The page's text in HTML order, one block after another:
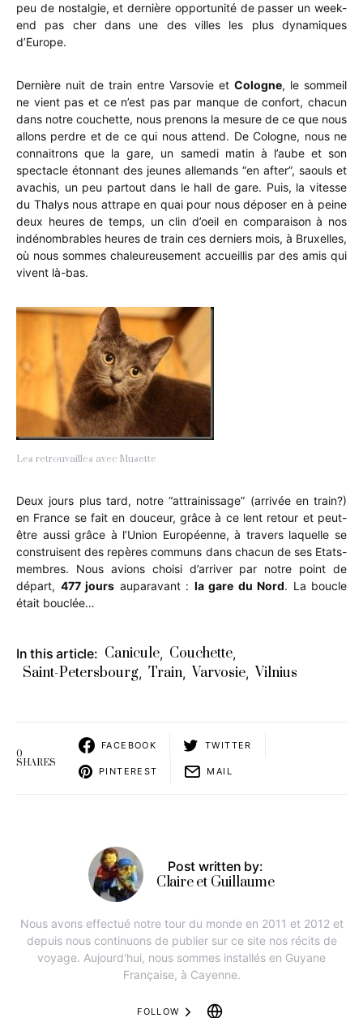
peu de nostalgie, et dernière opportunité de passer un week-
end pas cher dans une des villes les plus dynamiques
d’Europe.
Dernière nuit de train entre Varsovie et Cologne, le sommeil
ne vient pas et ce n’est pas par manque de confort, chacun
dans notre couchette, nous prenons la mesure de ce que nous
allons perdre et de ce qui nous attend. De Cologne, nous ne
connaitrons que la gare, un samedi matin à l’aube et son
spectacle étonnant des jeunes allemands “en after”, saouls et
avachis, un peu partout dans le hall de gare. Puis, la vitesse
du Thalys nous attrape en quai pour nous déposer en à peine
deux heures de temps, un clin d’oeil en comparaison à nos
indénombrables heures de train ces derniers mois, à Bruxelles,
où nous sommes chaleureusement accueillis par des amis qui
vivent là-bas.
Les retrouvailles avec Musette
Deux jours plus tard, notre “attrainissage” (arrivée en train?)
en France se fait en douceur, grâce à ce lent retour et peut-
être aussi grâce à l’Union Européenne, à travers laquelle se
construisent des repères communs dans chacun de ses Etats-
membres. Nous avions choisi d’arriver par notre point de
départ, 477 jours auparavant : la gare du Nord. La boucle
était bouclée…
In this article: Canicule, Couchette,
Saint-Petersbourg, Train, Varvosie, Vilnius
0
SHARES
FACEBOOK TWITTER
PINTEREST MAIL
Post written by:
Claire et Guillaume
Nous avons effectué notre tour du monde en 2011 et 2012 et
depuis nous continuons de publier sur ce site nos récits de
voyage. Aujourd'hui, nous sommes installés en Guyane
Française, à Cayenne.
FOLLOW